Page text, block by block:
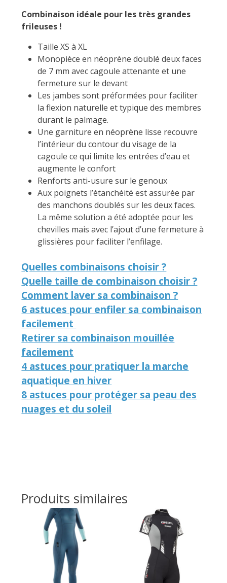
Combinaison idéale pour les très grandes
frileuses !
Taille XS à XL
Monopièce en néoprène doublé deux faces
de 7 mm avec cagoule attenante et une
fermeture sur le devant
Les jambes sont préformées pour faciliter
la flexion naturelle et typique des membres
durant le palmage.
Une garniture en néoprène lisse recouvre
l’intérieur du contour du visage de la
cagoule ce qui limite les entrées d’eau et
augmente le confort
Renforts anti-usure sur le genoux
Aux poignets l’étanchéité est assurée par
des manchons doublés sur les deux faces.
La même solution a été adoptée pour les
chevilles mais avec l’ajout d’une fermeture à
glissières pour faciliter l’enfilage.
Quelles combinaisons choisir ?
Quelle taille de combinaison choisir ?
Comment laver sa combinaison ?
6 astuces pour enfiler sa combinaison
facilement
Retirer sa combinaison mouillée
facilement
4 astuces pour pratiquer la marche
aquatique en hiver
8 astuces pour protéger sa peau des
nuages et du soleil
Produits similaires